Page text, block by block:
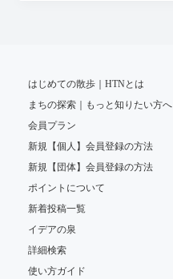
はじめての散歩｜HTNとは
まちの探索｜もっと知りたい方へ
会員プラン
新規【個人】会員登録の方法
新規【団体】会員登録の方法
ポイントについて
新着投稿一覧
イデアの泉
詳細検索
使い方ガイド